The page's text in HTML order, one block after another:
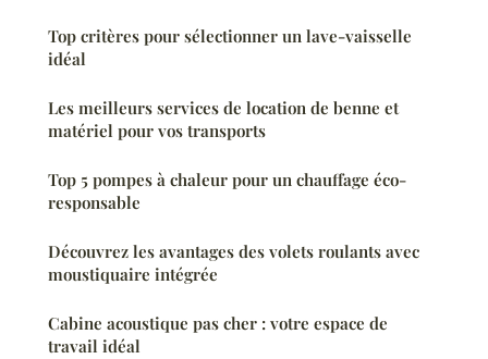
Top critères pour sélectionner un lave-vaisselle
idéal
Les meilleurs services de location de benne et
matériel pour vos transports
Top 5 pompes à chaleur pour un chauffage éco-
responsable
Découvrez les avantages des volets roulants avec
moustiquaire intégrée
Cabine acoustique pas cher : votre espace de
travail idéal